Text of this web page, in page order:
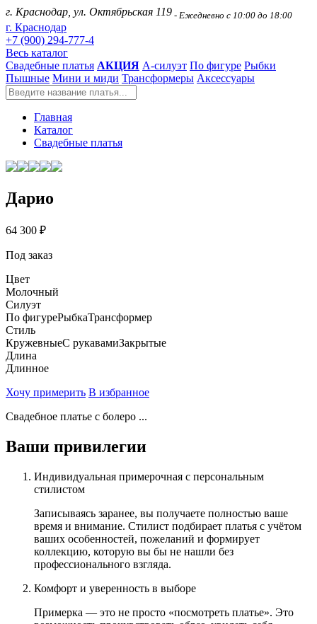
г. Краснодар, ул. Октябрьская 119 - Ежедневно с 10:00 до 18:00
г. Краснодар
+7 (900) 294-777-4
Весь каталог
Свадебные платья АКЦИЯ А-силуэт По фигуре Рыбки
Пышные Мини и миди Трансформеры Аксессуары
Главная
Каталог
Свадебные платья
Дарио
64 300 ₽
Под заказ
Цвет
Молочный
Силуэт
По фигуреРыбкаТрансформер
Стиль
КружевныеС рукавамиЗакрытые
Длина
Длинное
Хочу примерить В избранное
Свадебное платье с болеро ...
Ваши привилегии
Индивидуальная примерочная с персональным
стилистом
Записываясь заранее, вы получаете полностью ваше
время и внимание. Стилист подбирает платья с учётом
ваших особенностей, пожеланий и формирует
коллекцию, которую вы бы не нашли без
профессионального взгляда.
Комфорт и уверенность в выборе
Примерка — это не просто «посмотреть платье». Это